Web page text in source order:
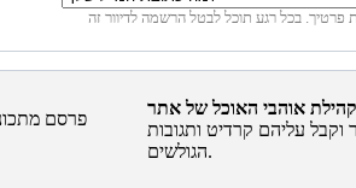
עליהם קרדיט ותגובות
הגולשים.